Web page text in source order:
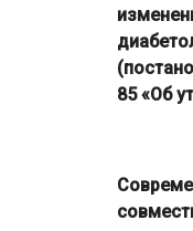
85 «Об